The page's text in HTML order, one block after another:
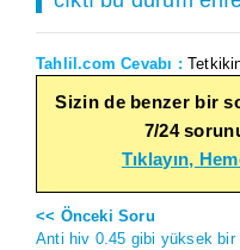
Tahlil.com Cevabı :
Sizin de benzer bir
7/24
Tıklayın,
<< Önceki Soru
Anti hiv 0.45 gibi yüksek bir